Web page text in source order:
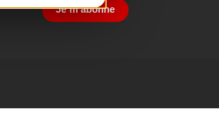
Je m'abonne